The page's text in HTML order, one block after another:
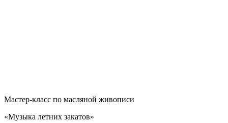
Мастер-класс по масляной живописи
«Музыка летних закатов»